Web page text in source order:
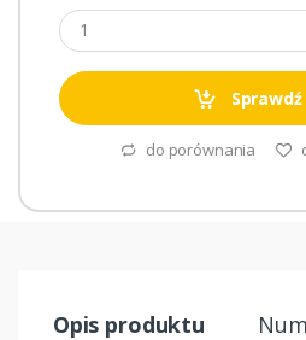
do porównania
Opis produktu